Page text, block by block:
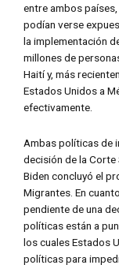
entre ambos
podían verse
la implementación
millones de
Haití y, más
Estados Unidos a
efectivamente.
Ambas políticas de
decisión de la Corte
Biden concluyó el
Migrantes. En
pendiente de una
políticas están a
los cuales Estados
políticas para